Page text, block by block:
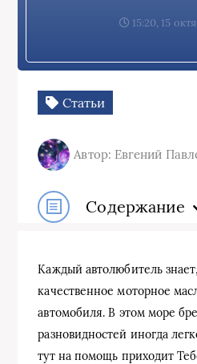
15:20, 15
Статьи
Автор: Евгений
Содержание
Каждый автолюбитель
качественное моторное
автомобиля. В этом море
разновидностей иногда
тут на помощь приходит